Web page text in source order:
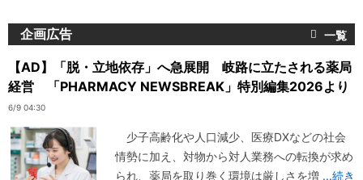
企画広告
【AD】「脱・立地依存」へ急展開 岐路に立たされる薬局
経営 「PHARMACY NEWSBREAK」特別編集2026より
6/9 04:30
少子高齢化や人口減少、医療DXなどの社会
情勢に加え、対物から対人業務への転換が求め
られ、薬局を取り巻く環境は厳しさを増 ...続き